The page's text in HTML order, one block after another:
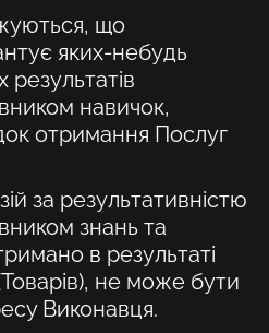
що
яких-небудь
результатів
навичок,
отримання Послуг
за результативністю
знань та
в результаті
не може бути
Виконавця.